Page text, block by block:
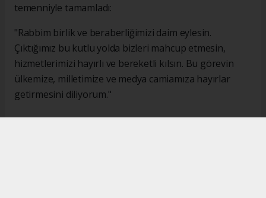
temenniyle tamamladı:
"Rabbim birlik ve beraberliğimizi daim eylesin.
Çıktığımız bu kutlu yolda bizleri mahcup etmesin,
hizmetlerimizi hayırlı ve bereketli kılsın. Bu görevin
ülkemize, milletimize ve medya camiamıza hayırlar
getirmesini diliyorum."